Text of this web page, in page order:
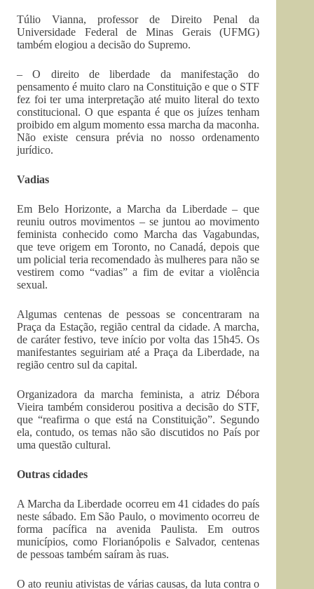
Túlio Vianna, professor de Direito Penal da
Universidade Federal de Minas Gerais (UFMG)
também elogiou a decisão do Supremo.
– O direito de liberdade da manifestação do
pensamento é muito claro na Constituição e que o STF
fez foi ter uma interpretação até muito literal do texto
constitucional. O que espanta é que os juízes tenham
proibido em algum momento essa marcha da maconha.
Não existe censura prévia no nosso ordenamento
jurídico.
Vadias
Em Belo Horizonte, a Marcha da Liberdade – que
reuniu outros movimentos – se juntou ao movimento
feminista conhecido como Marcha das Vagabundas,
que teve origem em Toronto, no Canadá, depois que
um policial teria recomendado às mulheres para não se
vestirem como “vadias” a fim de evitar a violência
sexual.
Algumas centenas de pessoas se concentraram na
Praça da Estação, região central da cidade. A marcha,
de caráter festivo, teve início por volta das 15h45. Os
manifestantes seguiriam até a Praça da Liberdade, na
região centro sul da capital.
Organizadora da marcha feminista, a atriz Débora
Vieira também considerou positiva a decisão do STF,
que “reafirma o que está na Constituição”. Segundo
ela, contudo, os temas não são discutidos no País por
uma questão cultural.
Outras cidades
A Marcha da Liberdade ocorreu em 41 cidades do país
neste sábado. Em São Paulo, o movimento ocorreu de
forma pacífica na avenida Paulista. Em outros
municípios, como Florianópolis e Salvador, centenas
de pessoas também saíram às ruas.
O ato reuniu ativistas de várias causas, da luta contra o